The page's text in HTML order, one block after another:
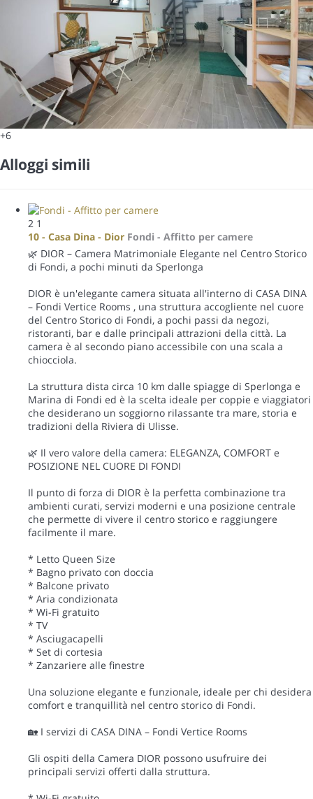
+6
Alloggi simili
2 1
10 - Casa Dina - Dior Fondi - Affitto per camere
🌿 DIOR – Camera Matrimoniale Elegante nel Centro Storico
di Fondi, a pochi minuti da Sperlonga
DIOR è un'elegante camera situata all'interno di CASA DINA
– Fondi Vertice Rooms , una struttura accogliente nel cuore
del Centro Storico di Fondi, a pochi passi da negozi,
ristoranti, bar e dalle principali attrazioni della città. La
camera è al secondo piano accessibile con una scala a
chiocciola.
La struttura dista circa 10 km dalle spiagge di Sperlonga e
Marina di Fondi ed è la scelta ideale per coppie e viaggiatori
che desiderano un soggiorno rilassante tra mare, storia e
tradizioni della Riviera di Ulisse.
🌿 Il vero valore della camera: ELEGANZA, COMFORT e
POSIZIONE NEL CUORE DI FONDI
Il punto di forza di DIOR è la perfetta combinazione tra
ambienti curati, servizi moderni e una posizione centrale
che permette di vivere il centro storico e raggiungere
facilmente il mare.
* Letto Queen Size
* Bagno privato con doccia
* Balcone privato
* Aria condizionata
* Wi-Fi gratuito
* TV
* Asciugacapelli
* Set di cortesia
* Zanzariere alle finestre
Una soluzione elegante e funzionale, ideale per chi desidera
comfort e tranquillità nel centro storico di Fondi.
🏡 I servizi di CASA DINA – Fondi Vertice Rooms
Gli ospiti della Camera DIOR possono usufruire dei
principali servizi offerti dalla struttura.